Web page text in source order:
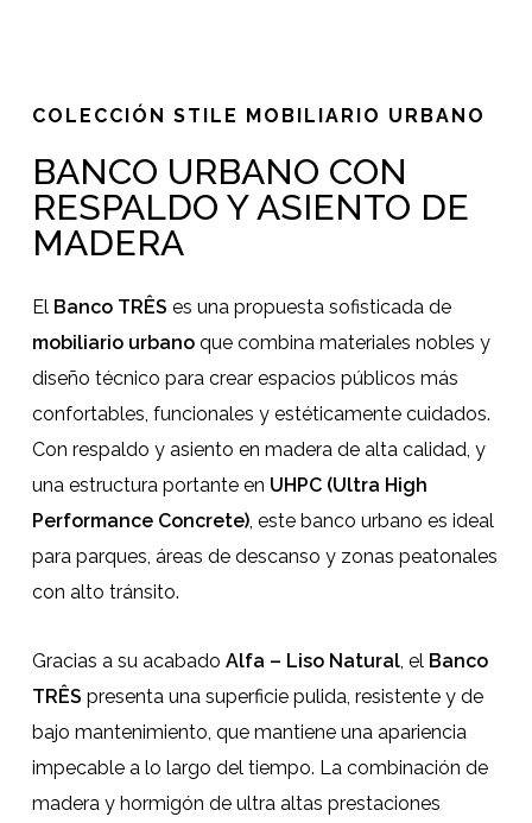
COLECCIÓN STILE MOBILIARIO URBANO
BANCO URBANO CON
RESPALDO Y ASIENTO DE
MADERA
El Banco TRÊS es una propuesta sofisticada de
mobiliario urbanoque combina materiales nobles y
diseño técnico para crear espacios públicos más
confortables, funcionales y estéticamente cuidados.
Con respaldo y asiento en madera de alta calidad, y
una estructura portante en UHPC (Ultra High
Performance Concrete), este banco urbano es ideal
para parques, áreas de descanso y zonas peatonales
con alto tránsito.
Gracias a su acabado Alfa – Liso Natural, el Banco
TRÊS presenta una superficie pulida, resistente y de
bajo mantenimiento, que mantiene una apariencia
impecable a lo largo del tiempo. La combinación de
madera y hormigón de ultra altas prestaciones